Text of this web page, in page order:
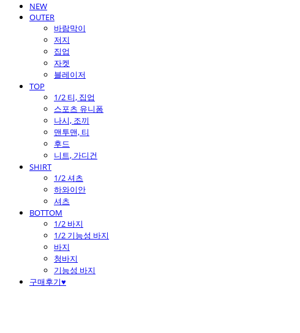
NEW
OUTER
바람막이
저지
집업
자켓
블레이저
TOP
1/2 티, 집업
스포츠 유니폼
나시, 조끼
맨투맨, 티
후드
니트, 가디건
SHIRT
1/2 셔츠
하와이안
셔츠
BOTTOM
1/2 바지
1/2 기능성 바지
바지
청바지
기능성 바지
구매후기♥